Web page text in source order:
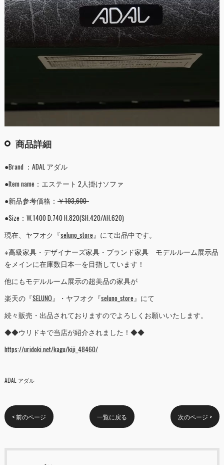
商品詳細
●Brand ：ADAL アダル
●Item name：エステート 2人掛けソファ
●新品参考価格： ￥193,600-
●Size：W.1400 D.740 H.820(SH.420/AH.620)
現在、ヤフオク『seluno_store』にて出品中です。
※高級家具・デザイナーズ家具・ブランド家具 モデルルーム展示品
をメインに在庫数日本一を目指しています！
他にもモデルルーム展示の超美品の家具が
楽天の『SELUNO』・ヤフオク『seluno_store』にて
続々販売・出品されておりますのでよろしくお願いいたします。
◆◆ウリドキで当店が紹介されました！◆◆
https://uridoki.net/kagu/kiji_48460/
ADAL アダル
< 前のページ 一覧に戻る 次のページ >